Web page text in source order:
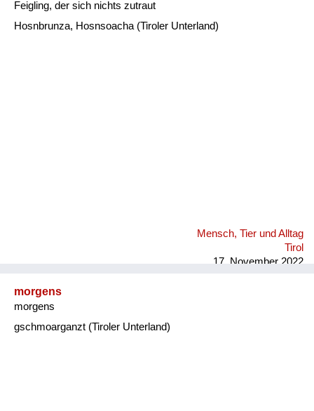
Feigling, der sich nichts zutraut
Hosnbrunza, Hosnsoacha (Tiroler Unterland)
Mensch, Tier und Alltag
Tirol
17. November 2022
morgens
morgens
gschmoarganzt (Tiroler Unterland)